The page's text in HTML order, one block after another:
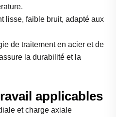
lisse, faible bruit, adapté aux
de traitement en acier et de
la durabilité et la
applicables
et charge axiale